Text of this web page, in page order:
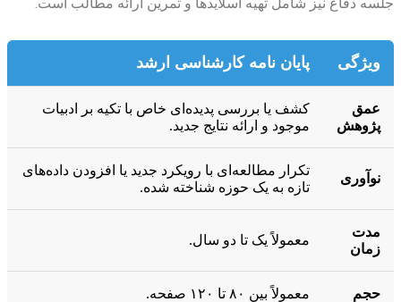
ویژگی پایان نامه کارشناسی ارشد
عمق
پژوهش
کشف یا بررسی پدیده‌ای خاص با تکیه بر ادبیات
موجود و ارائه نتایج جدید.
نوآوری
تکرار مطالعه‌ای با رویکرد جدید یا افزودن داده‌های
تازه به یک حوزه شناخته شده.
مدت
زمان
معمولاً یک تا دو سال.
حجم معمولاً بین ۸۰ تا ۱۲۰ صفحه.